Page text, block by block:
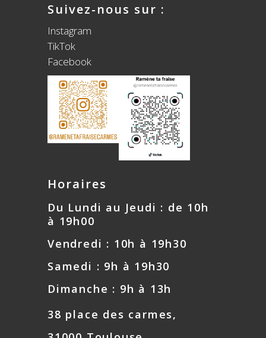
Suivez-nous sur :
Instagram
TikTok
Facebook
Horaires
Du Lundi au Jeudi : de 10h
à 19h00
Vendredi : 10h à 19h30
Samedi : 9h à 19h30
Dimanche : 9h à 13h
38 place des carmes,